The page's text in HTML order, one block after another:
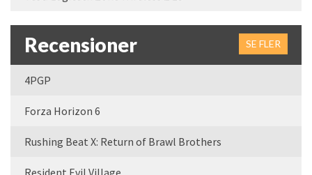
Recensioner SE FLER
4PGP
Forza Horizon 6
Rushing Beat X: Return of Brawl Brothers